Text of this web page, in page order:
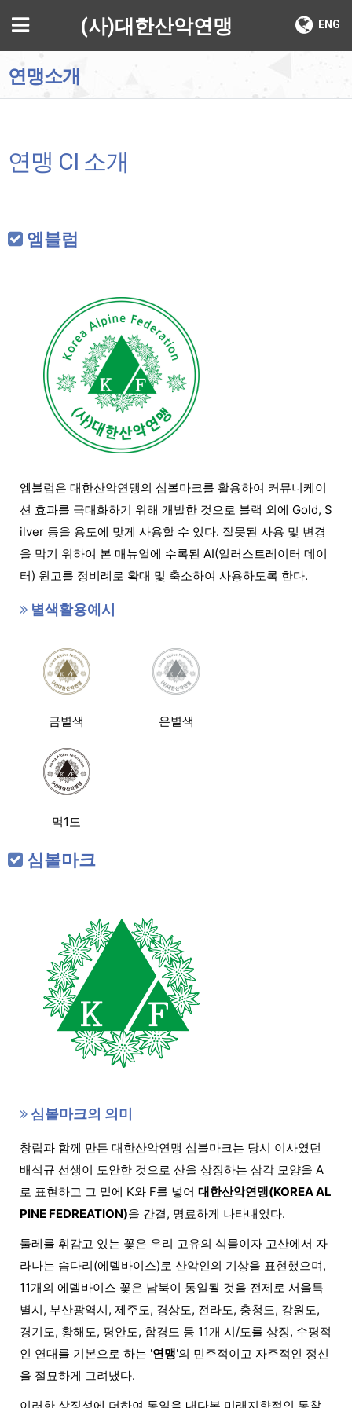
메뉴 ENG
(사)대한산악연맹
연맹소개
연맹 CI 소개
엠블럼
엠블럼은 대한산악연맹의 심볼마크를 활용하여 커뮤니케이
션 효과를 극대화하기 위해 개발한 것으로 블랙 외에 Gold, S
ilver 등을 용도에 맞게 사용할 수 있다. 잘못된 사용 및 변경
을 막기 위하여 본 매뉴얼에 수록된 AI(일러스트레이터 데이
터) 원고를 정비례로 확대 및 축소하여 사용하도록 한다.
별색활용예시
금별색 은별색
먹1도
심볼마크
심볼마크의 의미
창립과 함께 만든 대한산악연맹 심볼마크는 당시 이사였던
배석규 선생이 도안한 것으로 산을 상징하는 삼각 모양을 A
로 표현하고 그 밑에 K와 F를 넣어 대한산악연맹(KOREA AL
PINE FEDREATION)을 간결, 명료하게 나타내었다.
둘레를 휘감고 있는 꽃은 우리 고유의 식물이자 고산에서 자
라나는 솜다리(에델바이스)로 산악인의 기상을 표현했으며,
11개의 에델바이스 꽃은 남북이 통일될 것을 전제로 서울특
별시, 부산광역시, 제주도, 경상도, 전라도, 충청도, 강원도,
경기도, 황해도, 평안도, 함경도 등 11개 시/도를 상징, 수평적
인 연대를 기본으로 하는 '연맹'의 민주적이고 자주적인 정신
을 절묘하게 그려냈다.
이러한 상징성에 더하여 통일을 내다본 미래지향적인 통찰